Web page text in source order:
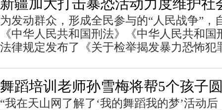
新疆加大打击暴恐活动力度维护社
为发动群众，形成全民参与的“人民战争”，
《中华人民共和国刑法》《中华人民共和
法律规定发布了《关于检举揭发暴力恐怖犯
舞蹈培训老师孙雪梅将帮5个孩子
“我在天山网了解了‘我的舞蹈我的梦’活动